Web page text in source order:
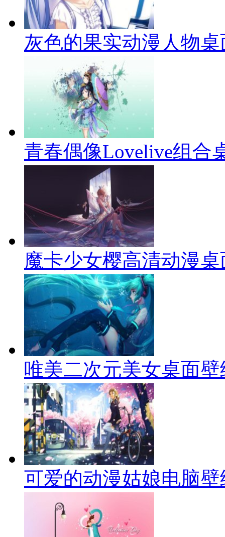
灰色的果实动漫人物
青春偶像Lovelive组合
魔卡少女樱高清动漫
唯美二次元美女桌面壁
可爱的动漫姑娘电脑壁